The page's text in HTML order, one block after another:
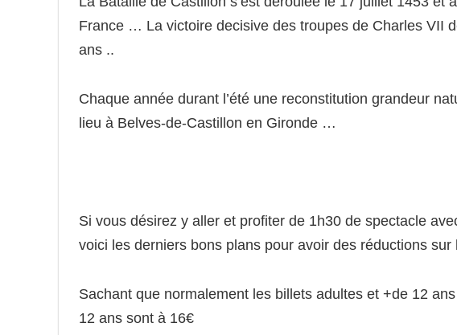
France … La victoire decisive des troupes de Charles VII
ans ..
Chaque année durant l’été une reconstitution grandeur
lieu à Belves-de-Castillon en Gironde …
Si vous désirez y aller et profiter de 1h30 de spectacle
voici les derniers bons plans pour avoir des réductions sur
Sachant que normalement les billets adultes et +de 12
12 ans sont à 16€